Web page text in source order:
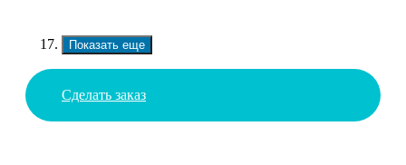
Показать еще
Сделать заказ